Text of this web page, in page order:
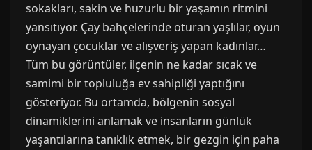
sokakları, sakin ve huzurlu bir yaşamın ritmini
yansıtıyor. Çay bahçelerinde oturan yaşlılar, oyun
oynayan çocuklar ve alışveriş yapan kadınlar…
Tüm bu görüntüler, ilçenin ne kadar sıcak ve
samimi bir topluluğa ev sahipliği yaptığını
gösteriyor. Bu ortamda, bölgenin sosyal
dinamiklerini anlamak ve insanların günlük
yaşantılarına tanıklık etmek, bir gezgin için paha